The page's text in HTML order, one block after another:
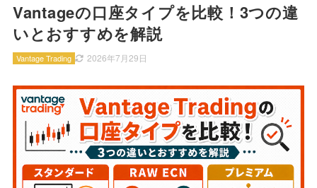
Vantageの口座タイプを比較！3つの違
いとおすすめを解説
2026年7月29日
Vantage Trading